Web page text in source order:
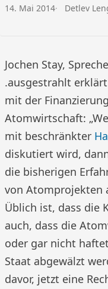
Veröffentlicht am:
14. Mai 2014 Autor:
Detlev
Jochen Stay,
.ausgestrahlt
mit der
Atomwirtschaft:
mit beschränkter
diskutiert wird,
die bisherigen
von Atomprojekten
Üblich ist, dass die
auch, dass die
oder gar nicht
Staat abgewälzt
davor, jetzt eine